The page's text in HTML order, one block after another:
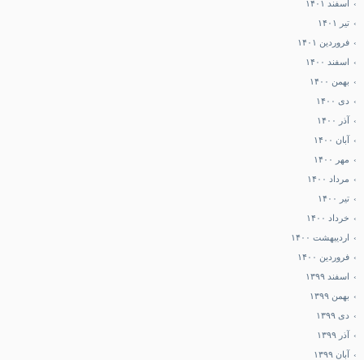
اسفند ۱۴۰۱
تیر ۱۴۰۱
فروردین ۱۴۰۱
اسفند ۱۴۰۰
بهمن ۱۴۰۰
دی ۱۴۰۰
آذر ۱۴۰۰
آبان ۱۴۰۰
مهر ۱۴۰۰
مرداد ۱۴۰۰
تیر ۱۴۰۰
خرداد ۱۴۰۰
اردیبهشت ۱۴۰۰
فروردین ۱۴۰۰
اسفند ۱۳۹۹
بهمن ۱۳۹۹
دی ۱۳۹۹
آذر ۱۳۹۹
آبان ۱۳۹۹